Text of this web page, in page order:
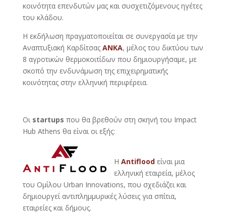
κοινότητα επενδυτών μας και συσχετιζόμενους ηγέτες
του κλάδου.
Η εκδήλωση πραγματοποιείται σε συνεργασία με την
Αναπτυξιακή Καρδίτσας ΑΝΚΑ, μέλος του δικτύου των
8 αγροτικών θερμοκοιτίδων που δημιουργήσαμε, με
σκοπό την ενδυνάμωση της επιχειρηματικής
κοινότητας στην ελληνική περιφέρεια.
Οι startups που θα βρεθούν στη σκηνή του Impact
Hub Athens θα είναι οι εξής:
Η Antifloodείναι μια
ελληνική εταιρεία, μέλος
του Ομίλου Urban Innovations, που σχεδιάζει και
δημιουργεί αντιπλημμυρικές λύσεις για σπίτια,
εταιρείες και δήμους.